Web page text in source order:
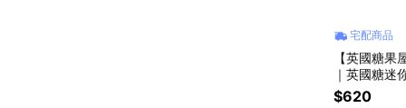
宅配商品
【英國糖
｜英國糖迷
$620